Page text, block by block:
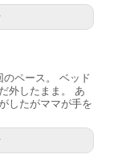
のペース。 ベッド
外したまま。 あ
したがママが手を